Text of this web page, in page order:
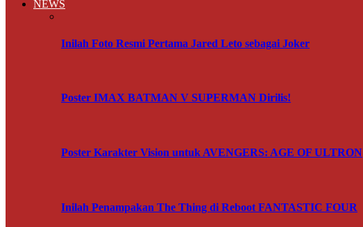
NEWS
Inilah Foto Resmi Pertama Jared Leto sebagai Joker
Poster IMAX BATMAN V SUPERMAN Dirilis!
Poster Karakter Vision untuk AVENGERS: AGE OF ULTRON
Inilah Penampakan The Thing di Reboot FANTASTIC FOUR